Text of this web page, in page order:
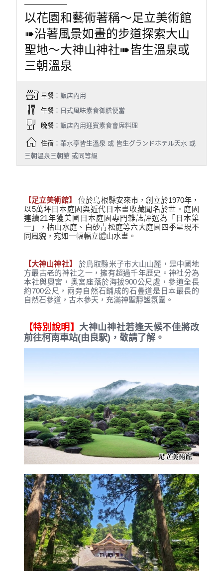
以花園和藝術著稱〜足立美術館
➠沿著風景如畫的步道探索大山
聖地〜大神山神社➠皆生溫泉或
三朝溫泉
早餐：飯店內用
午餐：日式風味素食御膳便當
晚餐：飯店內用迎賓素食會席料理
住宿：華水亭皆生溫泉 或 皆生グランドホテル天水 或
三朝溫泉三朝館 或同等級
【足立美術館】
位於島根縣安來市，創立於1970年，
以5萬坪日本庭園與近代日本畫收藏聞名於世。庭園
連續21年獲美國日本庭園專門雜誌評選為「日本第
一」，枯山水庭、白砂青松庭等六大庭園四季呈現不
同風貌，宛如一幅幅立體山水畫。
【大神山神社】
於鳥取縣米子市大山山麓，是中國地
方最古老的神社之一，擁有超過千年歷史。神社分為
本社與奧宮，奧宮座落於海拔900公尺處，參道全長
約700公尺，兩旁自然石鋪成的石疊道是日本最長的
自然石參道，古木參天，充滿神聖靜謐氛圍。
【特別說明】 大神山神社若逢天候不佳將改
前往柯南車站(由良駅) ，敬請了解。